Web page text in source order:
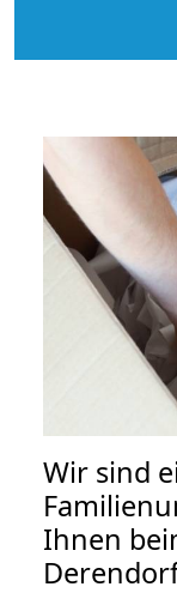
Wir sind
Ihnen